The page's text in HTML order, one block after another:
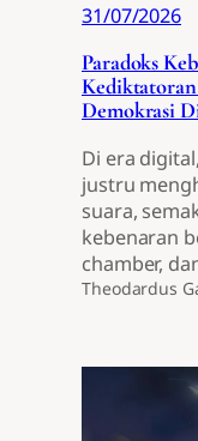
31/07/2026
Paradoks
Demokrasi
Di era
justru
suara,
kebenaran
chamber,
Theodardus